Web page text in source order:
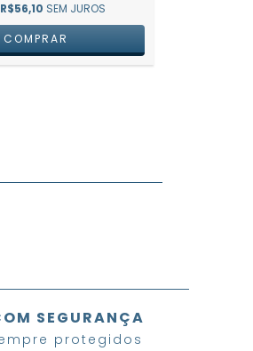
R$56,10 SEM JUROS
SEGURANÇA
protegidos